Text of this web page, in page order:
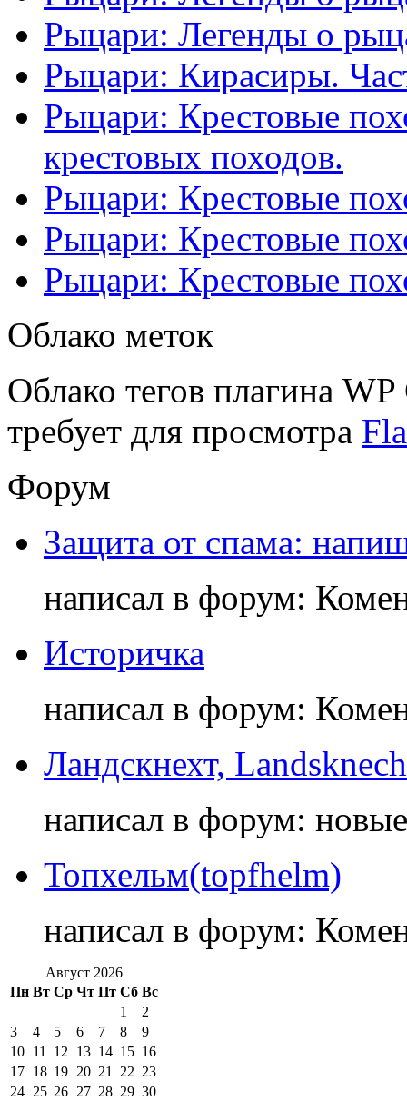
Рыцари: Легенды о
Рыцари: Кирасиры.
Рыцари: Крестовые
крестовых походов.
Рыцари: Крестовые
Рыцари: Крестовые
Рыцари: Крестовые
Облако меток
Облако тегов плагина
требует для просмотра
Форум
Защита от спама:
написал в форум:
Историчка
написал в форум:
Ландскнехт,
написал в форум:
Топхельм(topfhelm)
написал в форум:
Август 2026
Пн Вт Ср Чт Пт Сб Вс
1
2
3
4 5 6 7 8
9
10 11 12 13 14 15 16
17 18 19 20 21 22 23
24 25 26 27 28 29 30